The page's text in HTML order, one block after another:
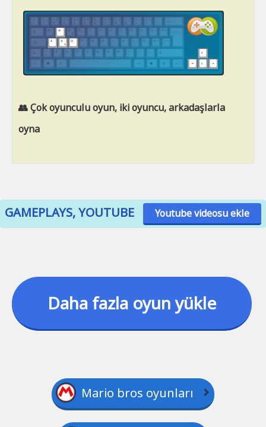
👥 Çok oyunculu oyun, iki oyuncu, arkadaşlarla
oyna
GAMEPLAYS, YOUTUBE Youtube videosu ekle
Daha fazla oyun yükle
Mario bros oyunları